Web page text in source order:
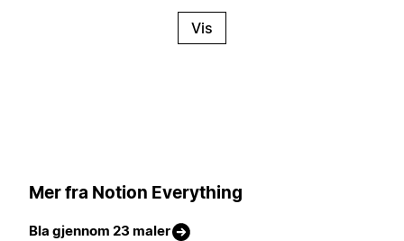
Vis
Mer fra Notion Everything
Bla gjennom 23 maler